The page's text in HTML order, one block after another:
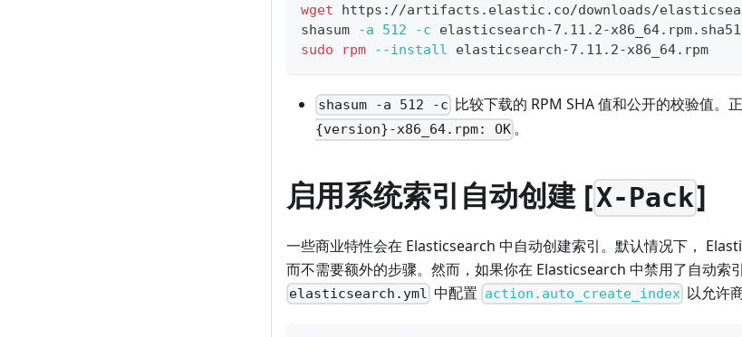
wget https://artifacts.elastic.co/downloads/
shasum
-a 512 -c elasticsearch-7.11.2-
sudo
rpm --install elasticsearch-7.11.2-x86_64.rpm
shasum -a 512 -c 比较下载的 RPM SHA 值和公开的校验值。
{version}-x86_64.rpm: OK 。
启用系统索引自动创建 [X-Pack]
一些商业特性会在 Elasticsearch 中自动创建索引。默认情况下，
而不需要额外的步骤。然而，如果你在 Elasticsearch 中禁用了自动索
elasticsearch.yml 中配置 action.auto_create_index以允许